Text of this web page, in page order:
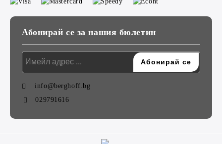
Абонирай се за нашия бюлетин
info@berghoff.bg
029791616